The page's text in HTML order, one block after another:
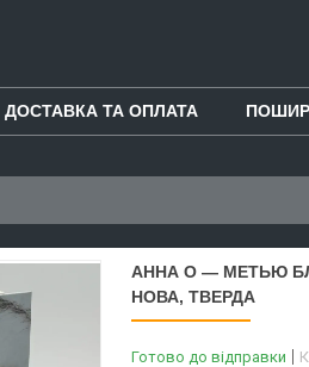
ДОСТАВКА ТА ОПЛАТА
АННА О — МЕТЬЮ
НОВА, ТВЕРДА
Готово до відправки